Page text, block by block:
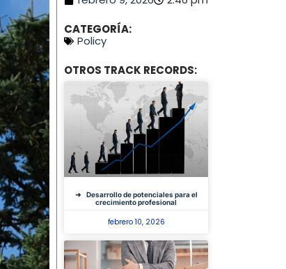
CATEGORÍA:
Policy
OTROS TRACK RECORDS:
Desarrollo de potenciales para el
crecimiento profesional
febrero 10, 2026